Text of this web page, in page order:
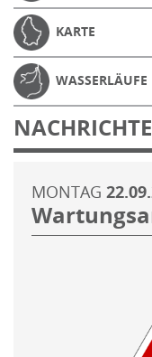
KARTE
WASSERLÄUFE
MONTAG